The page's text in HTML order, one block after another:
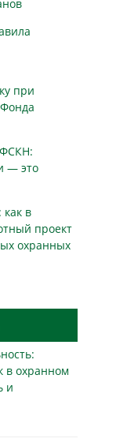
при
— это
как в
проект
охранных
в охранном
и